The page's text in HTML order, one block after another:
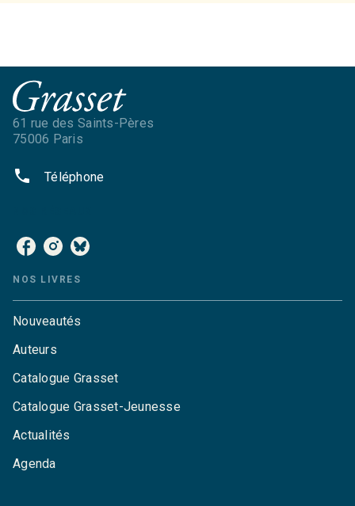
61 rue des Saints-Pères
75006 Paris
phone Téléphone
NOS LIVRES
Nouveautés
Auteurs
Catalogue Grasset
Catalogue Grasset-Jeunesse
Actualités
Agenda